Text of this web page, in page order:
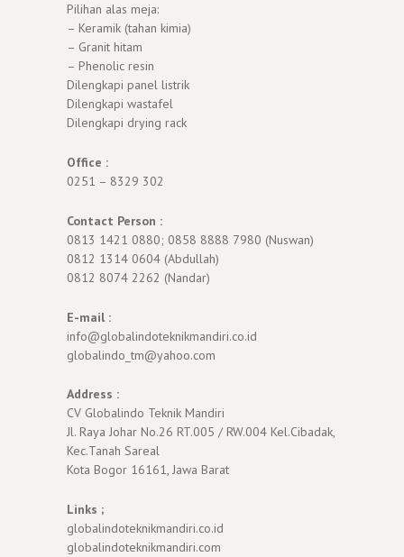
Pilihan alas meja:
– Keramik (tahan kimia)
– Granit hitam
– Phenolic resin
Dilengkapi panel listrik
Dilengkapi wastafel
Dilengkapi drying rack
Office :
0251 – 8329 302
Contact Person :
0813 1421 0880; 0858 8888 7980 (Nuswan)
0812 1314 0604 (Abdullah)
0812 8074 2262 (Nandar)
E-mail :
info@globalindoteknikmandiri.co.id
globalindo_tm@yahoo.com
Address :
CV Globalindo Teknik Mandiri
Jl. Raya Johar No.26 RT.005 / RW.004 Kel.Cibadak,
Kec.Tanah Sareal
Kota Bogor 16161, Jawa Barat
Links ;
globalindoteknikmandiri.co.id
globalindoteknikmandiri.com